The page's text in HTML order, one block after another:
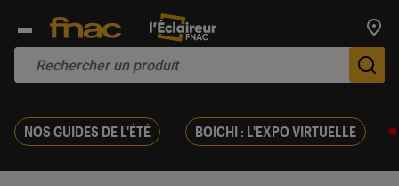
NOS GUIDES DE L'ÉTÉ BOICHI : L'EXPO VIRTUELLE